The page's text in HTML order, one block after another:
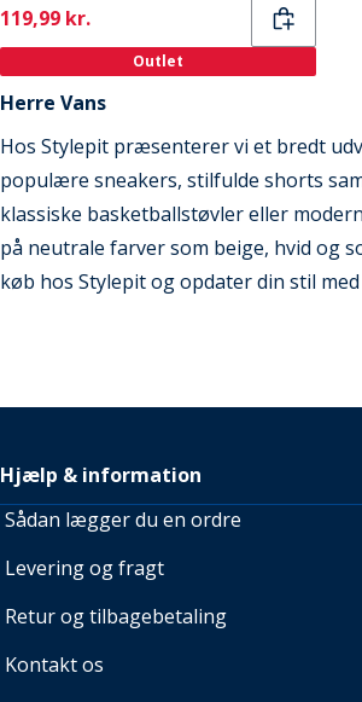
Current
119,99 kr.
Outlet
Herre Vans
Hos Stylepit præsenterer vi et bredt
populære sneakers, stilfulde shorts
klassiske basketballstøvler eller
på neutrale farver som beige, hvid og
køb hos Stylepit og opdater din stil
Hjælp & information
Sådan lægger du en ordre
Levering og fragt
Retur og tilbagebetaling
Kontakt os